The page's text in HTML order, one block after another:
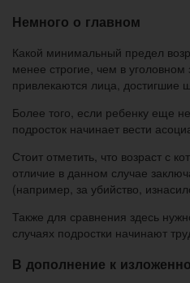
Немного о главном
Какой минимальный предел
менее строгие, чем в
привлекаются лица, достигшие
Более того, если ребенку еще
подросток начинает вести
Стоит отметить, что возраст с
отличие в данном случае
(например, за убийство,
Также для сравнения здесь
случаях подростки начинают
В дополнение к